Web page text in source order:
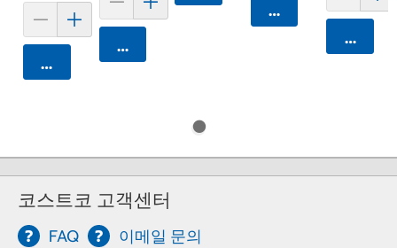
카트에 담기
카트에 담기
카트에 담기
카트에
코스트코 고객센터
FAQ 이메일 문의